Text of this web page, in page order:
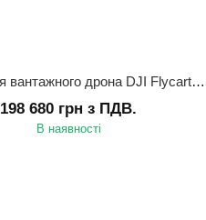
Лебідка для вантажного дрона DJI Flycart 30 Winch System Kit
198 680 грн з ПДВ.
В наявності